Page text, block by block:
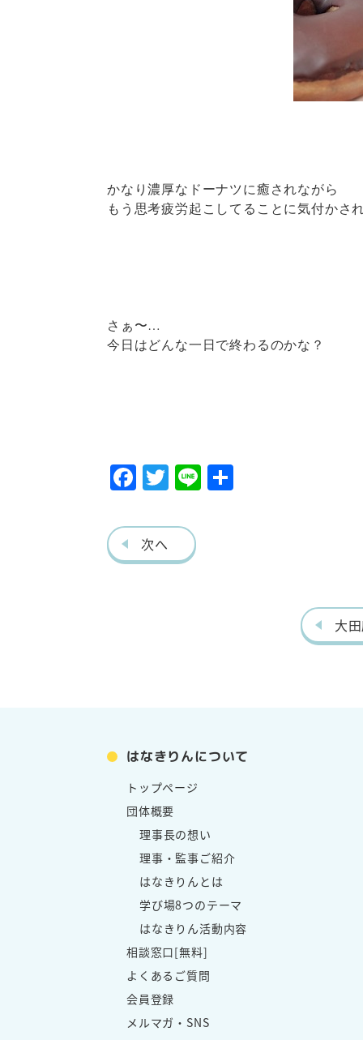
かなり濃厚なドーナツに癒されながら
もう思考疲労起こしてることに気付かさ
さぁ〜…
今日はどんな一日で終わるのかな？
F
eb
o
T
itt
er
Li
次へ
大
はなきりんについて
トップページ
団体概要
理事長の想い
理事・監事ご紹介
はなきりんとは
学び場8つのテーマ
はなきりん活動内容
相談窓口[無料]
よくあるご質問
会員登録
メルマガ・SNS